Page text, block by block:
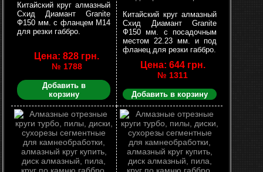
Китайский круг алмазный
Схид Диамант Granite
Ф150 мм. с фланцем М14
для резки габбро.
Цена: 828 грн.
№ 1788
Добавить в
корзину
Китайский круг алмазный
Схид Диамант Granite
Ф150 мм. с посадочным
местом 22.23 мм. и под
фланец для резки габбро.
Цена: 644 грн.
№ 1311
Добавить в корзину